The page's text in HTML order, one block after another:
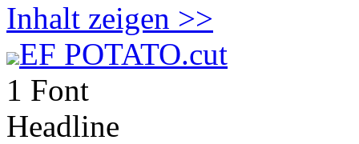
Inhalt zeigen >>
EF POTATO.cut
1 Font
Headline